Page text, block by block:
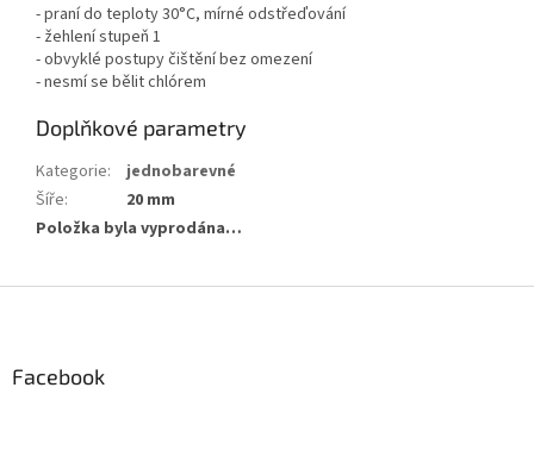
- praní do teploty 30°C, mírné odstřeďování
- žehlení stupeň 1
- obvyklé postupy čištění bez omezení
- nesmí se bělit chlórem
Doplňkové parametry
Kategorie:
jednobarevné
Šíře:
20 mm
Položka byla vyprodána…
Facebook